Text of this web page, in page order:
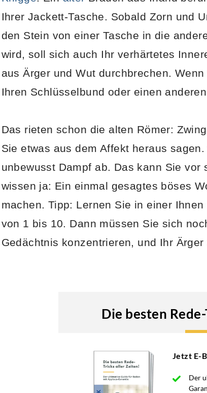
Ihrer Jackett-Tasche. Sobald Zorn und
den Stein von einer Tasche in die
wird, soll sich auch Ihr verhärtetes
aus Ärger und Wut durchbrechen.
Ihren Schlüsselbund oder einen
Das rieten schon die alten Römer:
Sie etwas aus dem Affekt heraus
unbewusst Dampf ab. Das kann Sie
wissen ja: Ein einmal gesagtes böses
machen. Tipp: Lernen Sie in einer
von 1 bis 10. Dann müssen Sie sich
Gedächtnis konzentrieren, und Ihr